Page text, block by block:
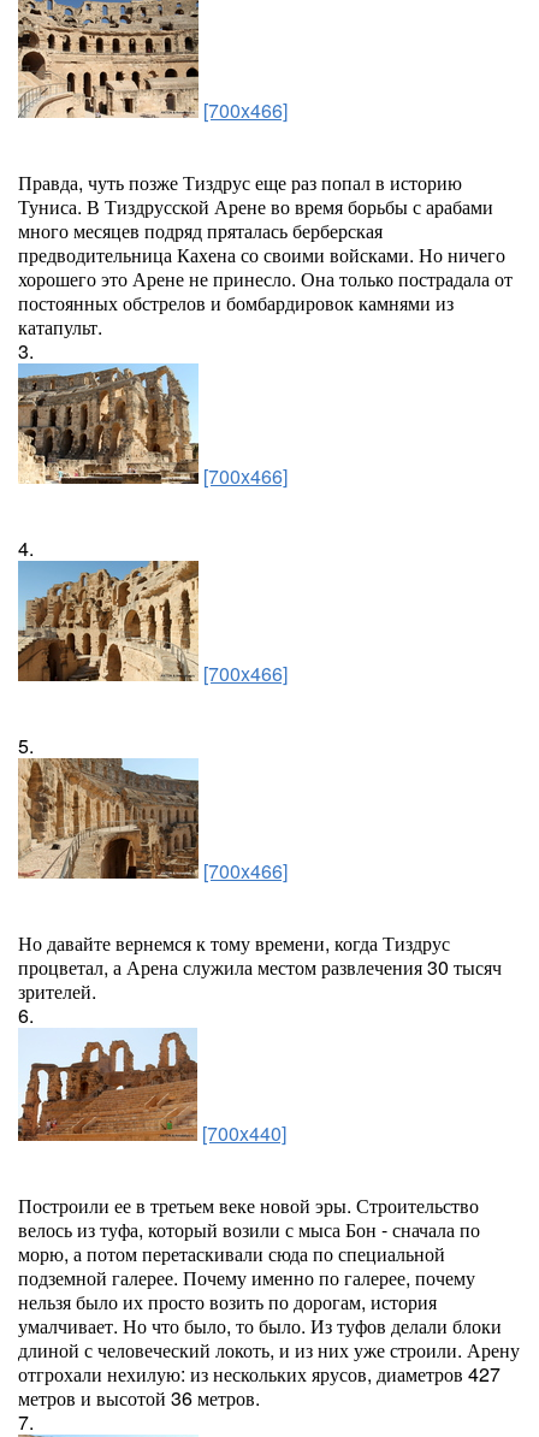
[700x466]
Правда, чуть позже Тиздрус еще раз попал в историю
Туниса. В Тиздрусской Арене во время борьбы с арабами
много месяцев подряд пряталась берберская
предводительница Кахена со своими войсками. Но ничего
хорошего это Арене не принесло. Она только пострадала от
постоянных обстрелов и бомбардировок камнями из
катапульт.
3.
[700x466]
4.
[700x466]
5.
[700x466]
Но давайте вернемся к тому времени, когда Тиздрус
процветал, а Арена служила местом развлечения 30 тысяч
зрителей.
6.
[700x440]
Построили ее в третьем веке новой эры. Строительство
велось из туфа, который возили с мыса Бон - сначала по
морю, а потом перетаскивали сюда по специальной
подземной галерее. Почему именно по галерее, почему
нельзя было их просто возить по дорогам, история
умалчивает. Но что было, то было. Из туфов делали блоки
длиной с человеческий локоть, и из них уже строили. Арену
отгрохали нехилую: из нескольких ярусов, диаметров 427
метров и высотой 36 метров.
7.